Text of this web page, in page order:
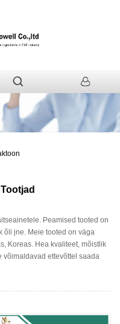
Peamised tooted on
õli jne. Meie tooted on väga
Koreas. Hea kvaliteet, mõistlik
võimaldavad ettevõttel saada